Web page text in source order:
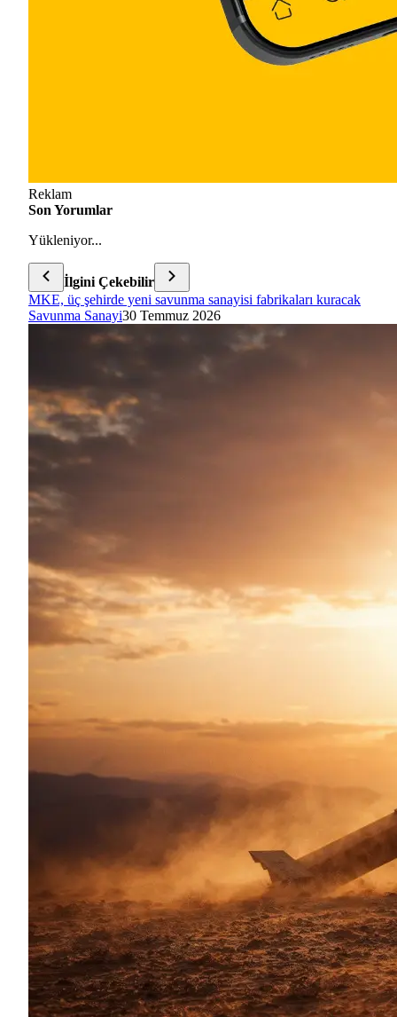
Reklam
Son Yorumlar
Yükleniyor...
İlgini Çekebilir
MKE, üç şehirde yeni savunma sanayisi fabrikaları kuracak
Savunma Sanayi30 Temmuz 2026